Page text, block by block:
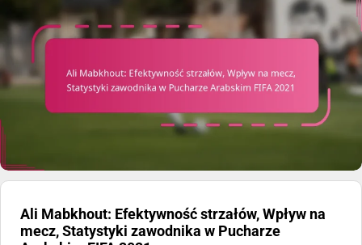
Ali Mabkhout: Efektywność strzałów, Wpływ na
mecz, Statystyki zawodnika w Pucharze